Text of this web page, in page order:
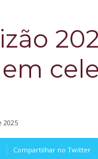
Notícias
2025
Compartilhar no Twitter